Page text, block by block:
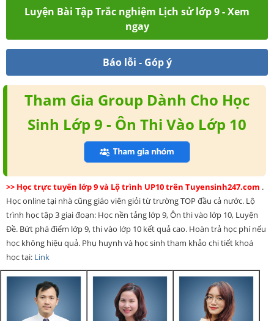
Luyện Bài Tập Trắc nghiệm Lịch sử lớp 9 - Xem
ngay
Báo lỗi - Góp ý
Tham Gia Group Dành Cho Học
Sinh Lớp 9 - Ôn Thi Vào Lớp 10
>> Học trực tuyến lớp 9 và Lộ trình UP10 trên Tuyensinh247.com .
Học online tại nhà cũng giáo viên giỏi từ trường TOP đầu cả nước. Lộ
trình học tập 3 giai đoạn: Học nền tảng lớp 9, Ôn thi vào lớp 10, Luyện
Đề. Bứt phá điểm lớp 9, thi vào lớp 10 kết quả cao. Hoàn trả học phí nếu
học không hiệu quả. Phụ huynh và học sinh tham khảo chi tiết khoá
học tại: Link